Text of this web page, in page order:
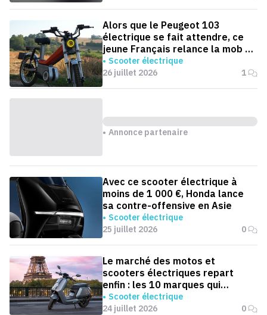
Alors que le Peugeot 103
électrique se fait attendre, ce
jeune Français relance la mob en
version électrique
Scooter électrique
26 juillet 2026
1
Annonce partenaire
Avec ce scooter électrique à
moins de 1 000 €, Honda lance
sa contre-offensive en Asie
Scooter électrique
25 juillet 2026
0
Le marché des motos et
scooters électriques repart
enfin : les 10 marques qui
dominent la France
Scooter électrique
24 juillet 2026
0